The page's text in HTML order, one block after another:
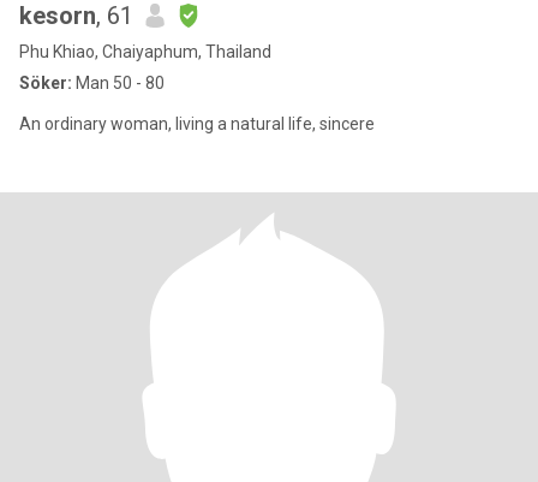
kesorn, 61
Phu Khiao, Chaiyaphum, Thailand
Söker: Man 50 - 80
An ordinary woman, living a natural life, sincere